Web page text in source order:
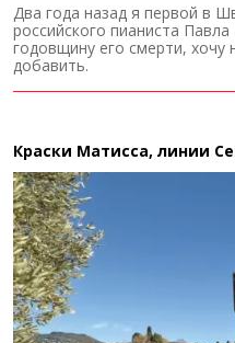
Два года назад я первой в
российского пианиста
годовщину его смерти,
добавить.
Краски Матисса, линии